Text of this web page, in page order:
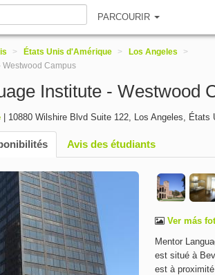
PARCOURIR
> États Unis d'Amérique > Los Angeles
>
Westwood Campus
Institute - Westwood
10880 Wilshire Blvd Suite 122, Los Angeles, États
Avis des étudiants
Ver más
Mentor
est situé à
est à